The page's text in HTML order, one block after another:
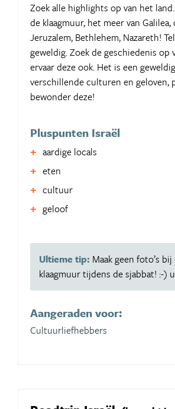
Zoek alle highlights op van het
de klaagmuur, het meer van Galilea,
Jeruzalem, Bethlehem, Nazareth!
geweldig. Zoek de geschiedenis op
ervaar deze ook. Het is een
verschillende culturen en geloven,
bewonder deze!
Pluspunten Israël
aardige locals
eten
cultuur
geloof
Ultieme tip: Maak geen foto’s
klaagmuur tijdens de sjabbat! :-)
Aangeraden voor:
Cultuurliefhebbers